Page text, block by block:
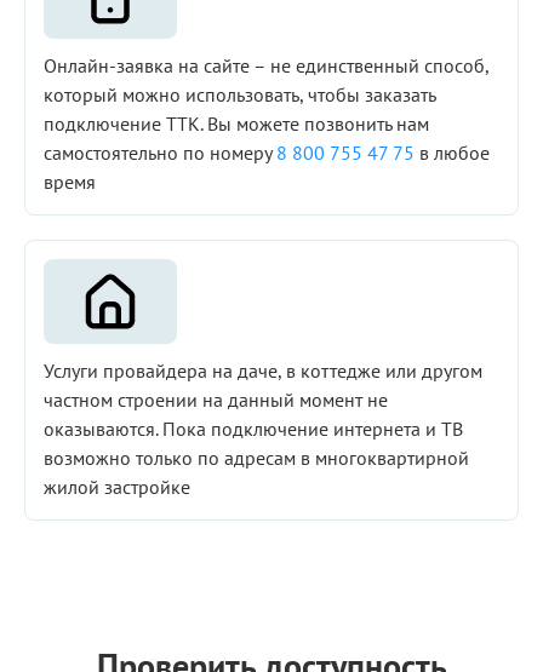
Онлайн-заявка на сайте – не единственный способ,
который можно использовать, чтобы заказать
подключение ТТК. Вы можете позвонить нам
самостоятельно по номеру8 800 755 47 75 в любое
время
Услуги провайдера на даче, в коттедже или другом
частном строении на данный момент не
оказываются. Пока подключение интернета и ТВ
возможно только по адресам в многоквартирной
жилой застройке